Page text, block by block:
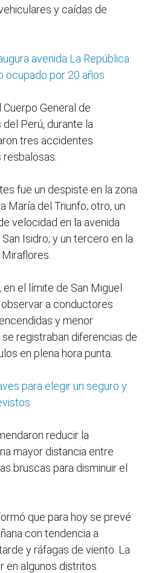
y caídas de
avenida La República
ocupado por 20 años
General de
Perú, durante la
tres accidentes
fue un despiste en la zona
María del Triunfo; otro, un
velocidad en la avenida
Isidro; y un tercero en la
el límite de San Miguel
a conductores
y menor
registraban diferencias de
en plena hora punta.
para elegir un seguro y
reducir la
mayor distancia entre
bruscas para disminuir el
que para hoy se prevé
con tendencia a
y ráfagas de viento. La
en algunos distritos